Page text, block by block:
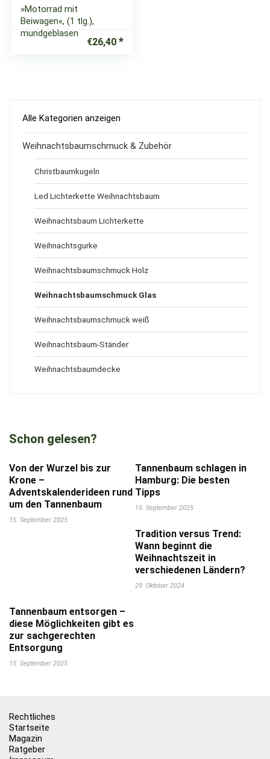
»Motorrad mit
Beiwagen«, (1 tlg.),
mundgeblasen
€26,40
Alle Kategorien anzeigen
Weihnachtsbaumschmuck & Zubehör
Christbaumkugeln
Led Lichterkette Weihnachtsbaum
Weihnachtsbaum Lichterkette
Weihnachtsgurke
Weihnachtsbaumschmuck Holz
Weihnachtsbaumschmuck Glas
Weihnachtsbaumschmuck weiß
Weihnachtsbaum-Ständer
Weihnachtsbaumdecke
Schon gelesen?
Von der Wurzel bis zur
Krone –
Adventskalenderideen rund
um den Tannenbaum
15. September 2025
Tannenbaum schlagen in
Hamburg: Die besten
Tipps
15. September 2025
Tradition versus Trend:
Wann beginnt die
Weihnachtszeit in
verschiedenen Ländern?
29. Oktober 2024
Tannenbaum entsorgen –
diese Möglichkeiten gibt es
zur sachgerechten
Entsorgung
15. September 2025
Rechtliches
Startseite
Magazin
Ratgeber